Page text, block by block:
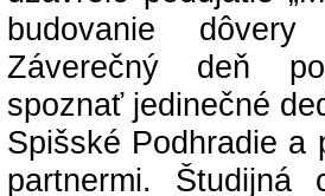
budovanie
Záverečný deň
spoznať jedinečné
Spišské Podhradie a
partnermi. Študijná